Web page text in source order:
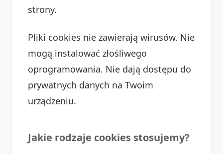
strony.
Pliki cookies nie zawierają wirusów. Nie
mogą instalować złośliwego
oprogramowania. Nie dają dostępu do
prywatnych danych na Twoim
urządzeniu.
Jakie rodzaje cookies stosujemy?